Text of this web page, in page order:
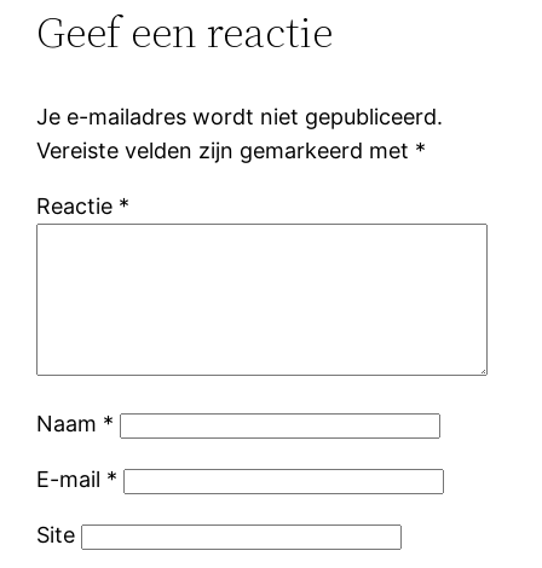
Geef een reactie
Je e-mailadres wordt niet gepubliceerd.
Vereiste velden zijn gemarkeerd met *
Reactie *
Naam *
E-mail *
Site